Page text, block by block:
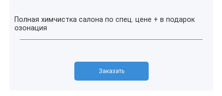
Полная химчистка салона по спец. цене + в подарок
озонация
Заказать